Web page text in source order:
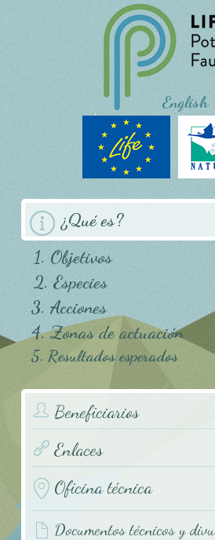
English
¿Qué es?
1. Objetivos
2. Especies
3. Acciones
4. Zonas de actuación
5. Resultados esperados
Beneficiarios
Enlaces
Oficina técnica
Documentos técnicos y